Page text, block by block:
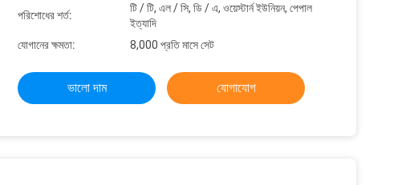
পরিশোধের শর্ত:
টি / টি, এল / সি, ডি / এ, ওয়েস্টার্ন ইউনিয়ন, পেপাল
ইত্যাদি
যোগানের ক্ষমতা:
8,000 প্রতি মাসে সেট
ভালো দাম যোগাযোগ